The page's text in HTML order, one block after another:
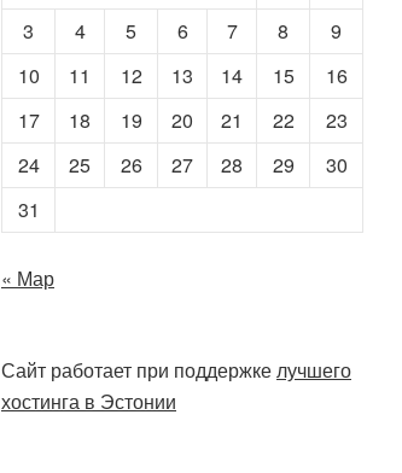
3
4 5 6 7 8
9
10
11 12 13 14 15
16
17
18 19 20 21 22
23
24
25 26 27 28 29
30
31
« Мар
Сайт работает при поддержкелучшего
хостинга в Эстонии